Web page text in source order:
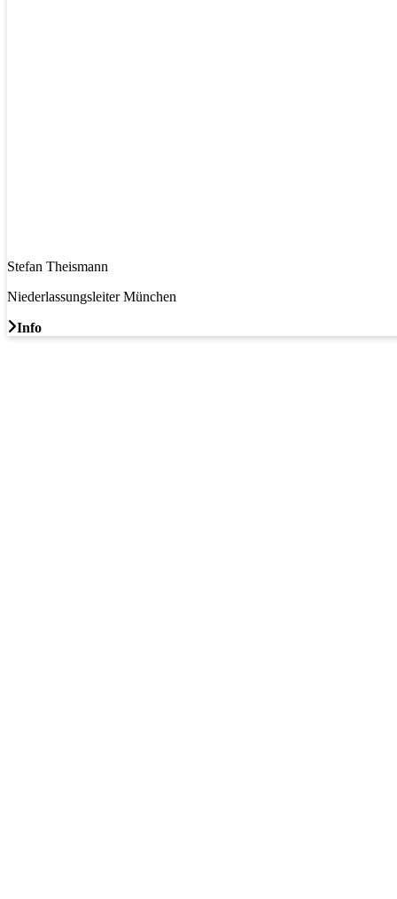
Stefan Theismann
Niederlassungsleiter München
Info